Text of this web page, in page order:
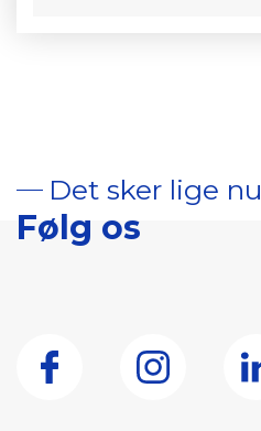
Det sker lige nu
Følg os